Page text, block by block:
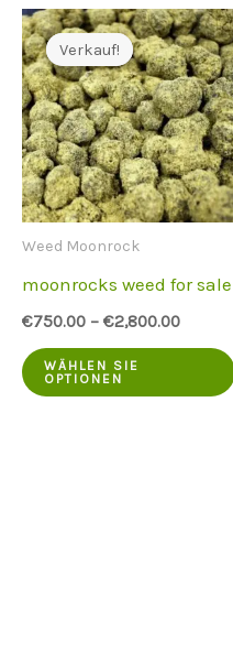
Verkauf!
Verkauf!
Weed Moonrock
moonrocks weed for sale
€750.00 – €2,800.00
WÄHLEN SIE
OPTIONEN